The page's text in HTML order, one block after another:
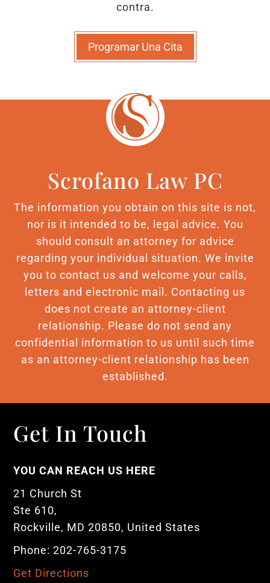
contra.
Programar Una Cita
Scrofano Law PC
The information you obtain on this site is not,
nor is it intended to be, legal advice. You
should consult an attorney for advice
regarding your individual situation. We invite
you to contact us and welcome your calls,
letters and electronic mail. Contacting us
does not create an attorney-client
relationship. Please do not send any
confidential information to us until such time
as an attorney-client relationship has been
established.
Get In Touch
YOU CAN REACH US HERE
21 Church St
Ste 610,
Rockville, MD 20850, United States
Phone: 202-765-3175
Get Directions